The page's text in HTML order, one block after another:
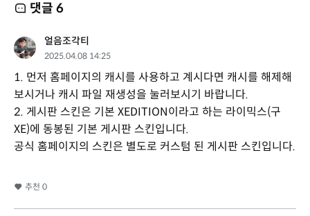
댓글 6
얼음조각티
2025.04.08 14:25
1. 먼저 홈페이지의 캐시를 사용하고 계시다면 캐시를 해제해
보시거나 캐시 파일 재생성을 눌러보시기 바랍니다.
2. 게시판 스킨은 기본 XEDITION이라고 하는 라이믹스(구
XE)에 동봉된 기본 게시판 스킨입니다.
공식 홈페이지의 스킨은 별도로 커스텀 된 게시판 스킨입니다.
추천 0